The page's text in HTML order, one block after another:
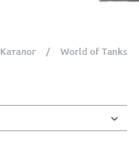
Каталог World of Tanks